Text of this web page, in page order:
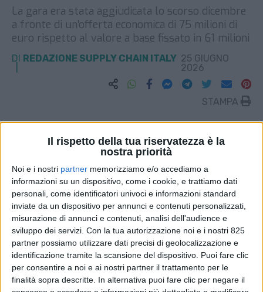
Il rispetto della tua riservatezza è la
nostra priorità
Noi e i nostri partner memorizziamo e/o accediamo a
informazioni su un dispositivo, come i cookie, e trattiamo dati
personali, come identificatori univoci e informazioni standard
inviate da un dispositivo per annunci e contenuti personalizzati,
misurazione di annunci e contenuti, analisi dell'audience e
sviluppo dei servizi. Con la tua autorizzazione noi e i nostri 825
partner possiamo utilizzare dati precisi di geolocalizzazione e
identificazione tramite la scansione del dispositivo. Puoi fare clic
per consentire a noi e ai nostri partner il trattamento per le
finalità sopra descritte. In alternativa puoi fare clic per negare il
La gara era stata aggiudicata lo scorso dicembre
a fronte di un’offerta economica di 75 milioni di
euro rispetto al valore a base fissato in 61 milioni
DI REDAZIONE SUPPLY CHAIN ITALY 25 GIUGNO
2026
STAMPA